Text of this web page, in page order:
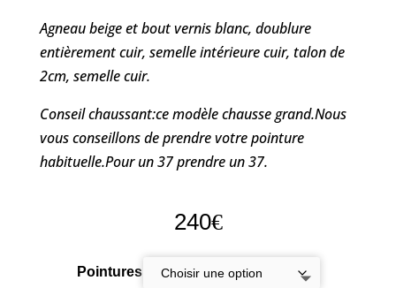
Agneau beige et bout vernis blanc, doublure
entièrement cuir, semelle intérieure cuir, talon de
2cm, semelle cuir.
Conseil chaussant:ce modèle chausse grand.Nous
vous conseillons de prendre votre pointure
habituelle.Pour un 37 prendre un 37.
240€
Pointures